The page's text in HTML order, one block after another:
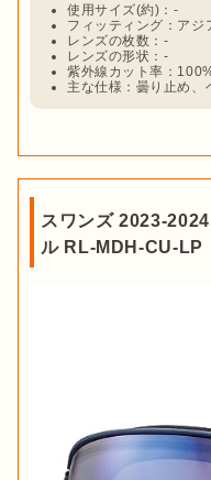
使用サイズ(約)：-
フィッティング：アジ
レンズの枚数：-
レンズの形状：-
紫外線カット率：
主な仕様：曇り止め、
スワンズ 2023-
ル RL-MDH-CU-LP